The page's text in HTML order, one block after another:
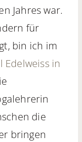
Jahres war.
für
bin ich im
Edelweiss in
die
bringen